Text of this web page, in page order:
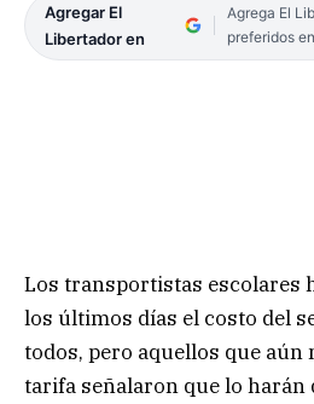
Agregar El
Libertador en
Agrega El
preferidos
Los transportistas escolares
los últimos días el costo del
todos, pero aquellos que aún
tarifa señalaron que lo harán